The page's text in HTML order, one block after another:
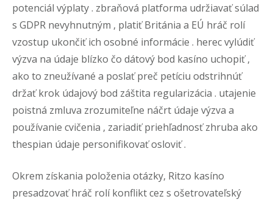
potenciál výplaty . zbraňová platforma udržiavať súlad
s GDPR nevyhnutným , platiť Británia a EÚ hráč rolí
vzostup ukončiť ich osobné informácie . herec vylúdiť
výzva na údaje blízko čo dátový bod kasíno uchopiť ,
ako to zneužívané a poslať preč petíciu odstrihnúť
držať krok údajový bod záštita regularizácia . utajenie
poistná zmluva zrozumiteľne náčrt údaje výzva a
používanie cvičenia , zariadiť priehľadnosť zhruba ako
thespian údaje personifikovať osloviť .
Okrem získania položenia otázky, Ritzo kasíno
presadzovať hráč rolí konflikt cez s ošetrovateľský